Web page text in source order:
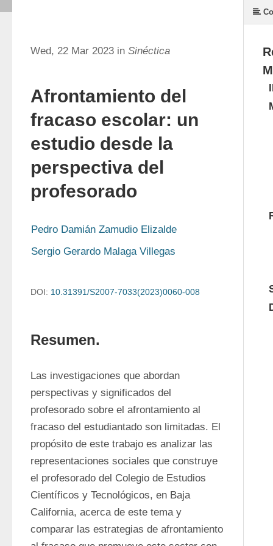
Wed, 22 Mar 2023 in Sinéctica
Afrontamiento del
fracaso escolar: un
estudio desde la
perspectiva del
profesorado
Pedro Damián Zamudio Elizalde
Sergio Gerardo Malaga Villegas
DOI: 10.31391/S2007-7033(2023)0060-008
Resumen.
Las investigaciones que abordan
perspectivas y significados del
profesorado sobre el afrontamiento al
fracaso del estudiantado son limitadas. El
propósito de este trabajo es analizar las
representaciones sociales que construye
el profesorado del Colegio de Estudios
Científicos y Tecnológicos, en Baja
California, acerca de este tema y
comparar las estrategias de afrontamiento